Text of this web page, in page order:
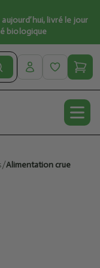
livré le jour
biologique
/Alimentation crue